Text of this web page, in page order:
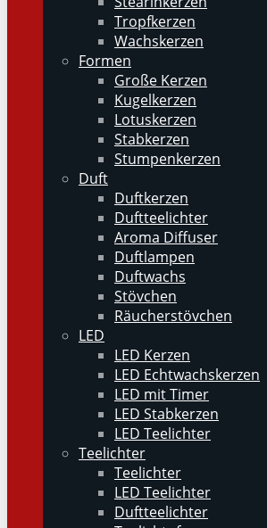
Tropfkerzen
Wachskerzen
Formen
Große Kerzen
Kugelkerzen
Lotuskerzen
Stabkerzen
Stumpenkerzen
Duft
Duftkerzen
Duftteelichter
Aroma Diffuser
Duftlampen
Duftwachs
Stövchen
Räucherstövchen
LED
LED Kerzen
LED Echtwachskerzen
LED mit Timer
LED Stabkerzen
LED Teelichter
Teelichter
Teelichter
LED Teelichter
Duftteelichter